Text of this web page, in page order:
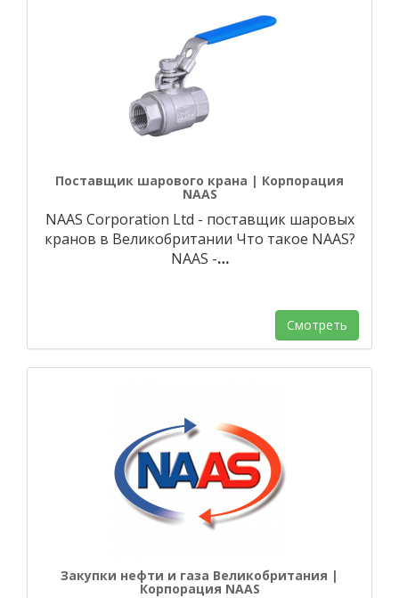
Поставщик шарового крана | Корпорация
NAAS
NAAS Corporation Ltd - поставщик шаровых
кранов в Великобритании Что такое NAAS?
NAAS -…
Смотреть
Закупки нефти и газа Великобритания |
Корпорация NAAS